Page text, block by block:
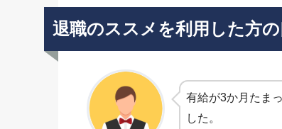
退職のススメを利用した方の
有給が3か月たま
した。